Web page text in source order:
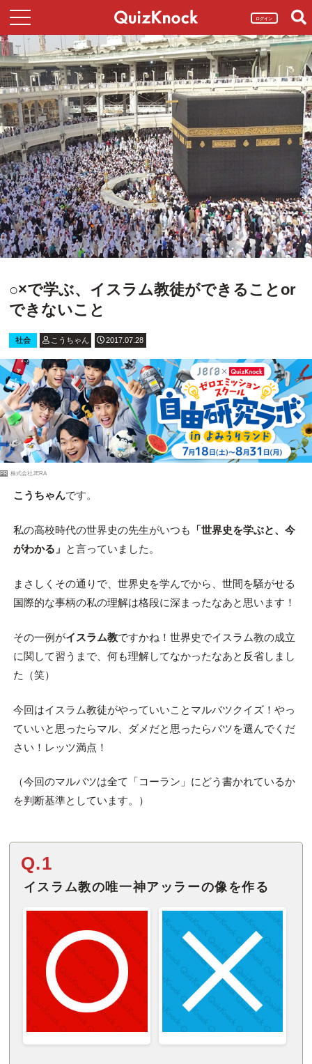
ログイン
○×で学ぶ、イスラム教徒ができることor
できないこと
社会 こうちゃん 2017.07.28
PR 株式会社JERA
こうちゃんです。
私の高校時代の世界史の先生がいつも
「世界史を学ぶと、今
がわかる」 と言っていました。
まさしくその通りで、世界史を学んでから、世間を騒がせる
国際的な事柄の私の理解は格段に深まったなあと思います！
その一例がイスラム教ですかね！世界史でイスラム教の成立
に関して習うまで、何も理解してなかったなあと反省しまし
た（笑）
今回はイスラム教徒がやっていいことマルバツクイズ！やっ
ていいと思ったらマル、ダメだと思ったらバツを選んでくだ
さい！レッツ満点！
（今回のマルバツは全て「コーラン」にどう書かれているか
を判断基準としています。）
Q.1
イスラム教の唯一神アッラーの像を作る